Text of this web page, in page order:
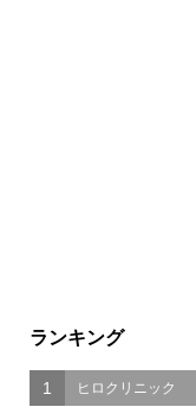
ランキング
1 ヒロクリニック